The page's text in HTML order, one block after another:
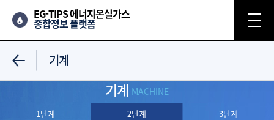
EG-TIPS 에너지온실가스
종합정보 플랫폼
기계
기계 MACHINE
1단계 2단계 3단계